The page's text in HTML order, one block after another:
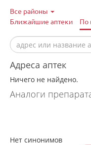
Все районы
Ближайшие аптеки
По
Адреса аптек
Ничего не найдено.
Аналоги
Нет синонимов